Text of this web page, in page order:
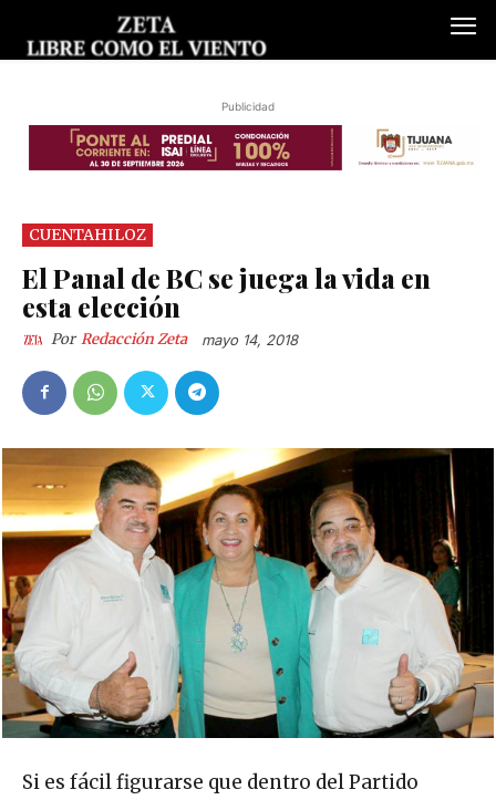
Publicidad
CUENTAHILOZ
El Panal de BC se juega la vida en
esta elección
Por Redacción Zeta mayo 14, 2018
Si es fácil figurarse que dentro del Partido